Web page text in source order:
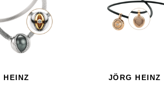
HEINZ JÖRG HEINZ